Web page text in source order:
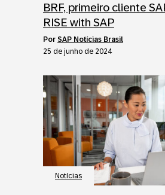
BRF, primeiro cliente
RISE with SAP
por SAP Notícias Brasil
25 de junho de 2024
Notícias